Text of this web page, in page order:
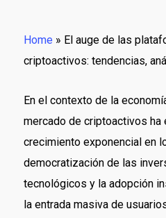
Home » El auge de las
criptoactivos: tendencias,
En el contexto de la
mercado de criptoactivos ha
crecimiento exponencial en
democratización de las
tecnológicos y la adopción
la entrada masiva de